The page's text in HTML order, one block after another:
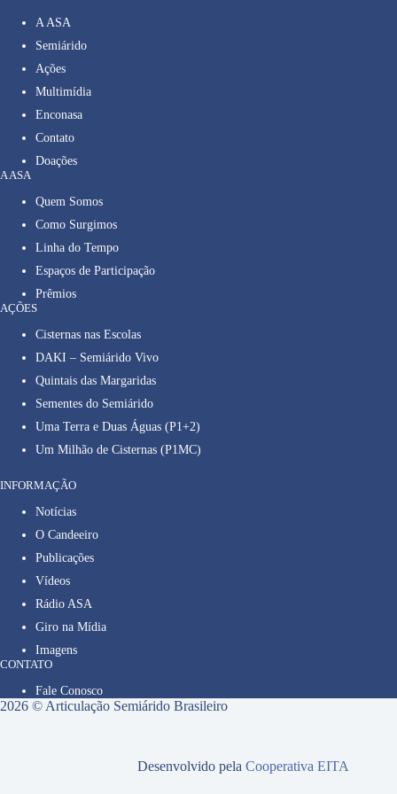
A ASA
Semiárido
Ações
Multimídia
Enconasa
Contato
Doações
A ASA
Quem Somos
Como Surgimos
Linha do Tempo
Espaços de Participação
Prêmios
AÇÕES
Cisternas nas Escolas
DAKI – Semiárido Vivo
Quintais das Margaridas
Sementes do Semiárido
Uma Terra e Duas Águas (P1+2)
Um Milhão de Cisternas (P1MC)
INFORMAÇÃO
Notícias
O Candeeiro
Publicações
Vídeos
Rádio ASA
Giro na Mídia
Imagens
CONTATO
Fale Conosco
2026 © Articulação Semiárido Brasileiro
Desenvolvido pelaCooperativa EITA